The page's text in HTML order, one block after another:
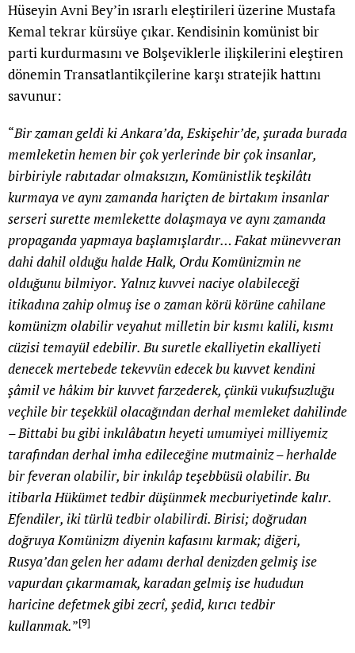
Hüseyin Avni Bey’in ısrarlı eleştirileri üzerine Mustafa
Kemal tekrar kürsüye çıkar. Kendisinin komünist bir
parti kurdurmasını ve Bolşeviklerle ilişkilerini eleştiren
dönemin Transatlantikçilerine karşı stratejik hattını
savunur:
“Bir zaman geldi ki Ankara’da, Eskişehir’de, şurada burada
memleketin hemen bir çok yerlerinde bir çok insanlar,
birbiriyle rabıtadar olmaksızın, Komünistlik teşkilâtı
kurmaya ve aynı zamanda hariçten de birtakım insanlar
serseri surette memlekette dolaşmaya ve aynı zamanda
propaganda yapmaya başlamışlardır… Fakat münevveran
dahi dahil olduğu halde Halk, Ordu Komünizmin ne
olduğunu bilmiyor. Yalnız kuvvei naciye olabileceği
itikadına zahip olmuş ise o zaman körü körüne cahilane
komünizm olabilir veyahut milletin bir kısmı kalili, kısmı
cüzisi temayül edebilir. Bu suretle ekalliyetin ekalliyeti
denecek mertebede tekevvün edecek bu kuvvet kendini
şâmil ve hâkim bir kuvvet farzederek, çünkü vukufsuzluğu
veçhile bir teşekkül olacağından derhal memleket dahilinde
– Bittabi bu gibi inkılâbatın heyeti umumiyei milliyemiz
tarafından derhal imha edileceğine mutmainiz – herhalde
bir feveran olabilir, bir inkılâp teşebbüsü olabilir. Bu
itibarla Hükümet tedbir düşünmek mecburiyetinde kalır.
Efendiler, iki türlü tedbir olabilirdi. Birisi; doğrudan
doğruya Komünizm diyenin kafasını kırmak; diğeri,
Rusya’dan gelen her adamı derhal denizden gelmiş ise
vapurdan çıkarmamak, karadan gelmiş ise hududun
haricine defetmek gibi zecrî, şedid, kırıcı tedbir
kullanmak.”[9]